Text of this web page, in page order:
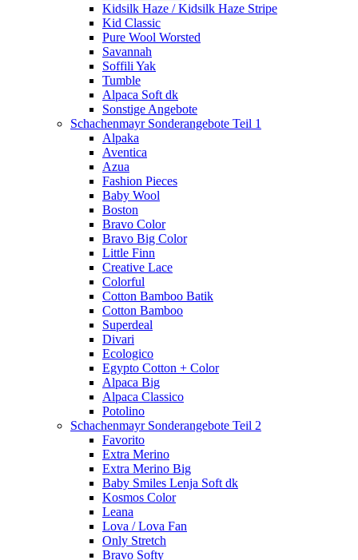
Kidsilk Haze / Kidsilk Haze Stripe
Kid Classic
Pure Wool Worsted
Savannah
Soffili Yak
Tumble
Alpaca Soft dk
Sonstige Angebote
Schachenmayr Sonderangebote Teil 1
Alpaka
Aventica
Azua
Fashion Pieces
Baby Wool
Boston
Bravo Color
Bravo Big Color
Little Finn
Creative Lace
Colorful
Cotton Bamboo Batik
Cotton Bamboo
Superdeal
Divari
Ecologico
Egypto Cotton + Color
Alpaca Big
Alpaca Classico
Potolino
Schachenmayr Sonderangebote Teil 2
Favorito
Extra Merino
Extra Merino Big
Baby Smiles Lenja Soft dk
Kosmos Color
Leana
Lova / Lova Fan
Only Stretch
Bravo Softy